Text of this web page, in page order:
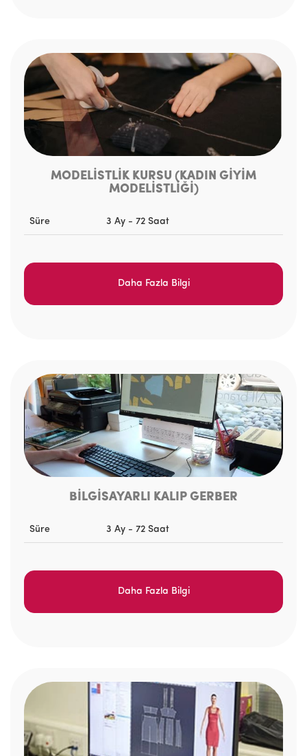
MODELİSTLİK KURSU (KADIN GİYİM
MODELİSTLİĞİ)
Süre 3 Ay - 72 Saat
Daha Fazla Bilgi
BİLGİSAYARLI KALIP GERBER
Süre 3 Ay - 72 Saat
Daha Fazla Bilgi